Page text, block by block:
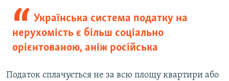
Українська система податку на
нерухомість є більш соціально
орієнтованою, аніж російська
Податок сплачується не за всю площу квартири або